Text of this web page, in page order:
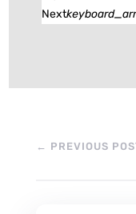
Next
← PREVIOUS